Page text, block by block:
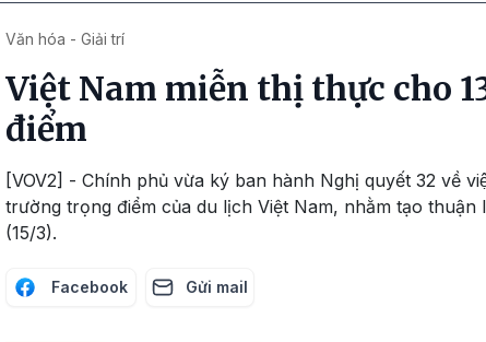
Văn hóa - Giải trí
Việt Nam miễn thị thực cho
điểm
[VOV2] - Chính phủ vừa ký ban hành Nghị quyết 32 về
trường trọng điểm của du lịch Việt Nam, nhằm tạo
(15/3).
Facebook Gửi mail